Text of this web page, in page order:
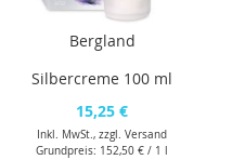
Bergland
Silbercreme 100 ml
15,25 €
Inkl. MwSt., zzgl.Versand
Grundpreis: 152,50 € / 1 l